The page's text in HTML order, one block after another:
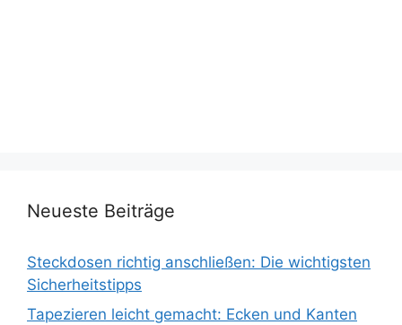
Neueste Beiträge
Steckdosen richtig anschließen: Die wichtigsten
Sicherheitstipps
Tapezieren leicht gemacht: Ecken und Kanten